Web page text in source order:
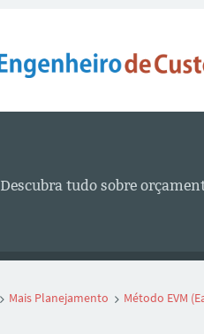
Descubra tudo sobre
Mais Planejamento Método EVM